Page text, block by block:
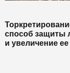
Т
способ защиты
и увеличение